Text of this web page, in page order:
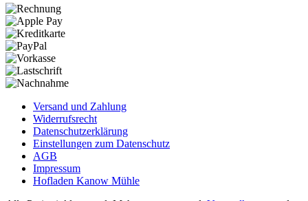
Versand und Zahlung
Widerrufsrecht
Datenschutzerklärung
Einstellungen zum Datenschutz
AGB
Impressum
Hofladen Kanow Mühle